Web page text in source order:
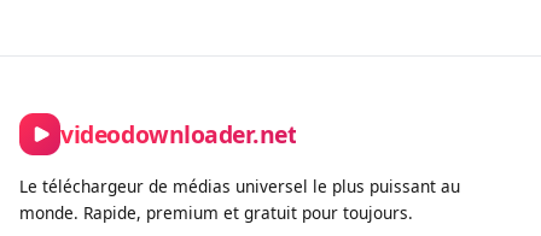
How is this different from other downloaders?
videodownloader.net is designed for legitimate personal use
cases: saving your own social media content, downloading
open-license and Creative Commons videos, and accessing
publicly available media you have the right to keep. We actively
block platforms where downloading is prohibited by the